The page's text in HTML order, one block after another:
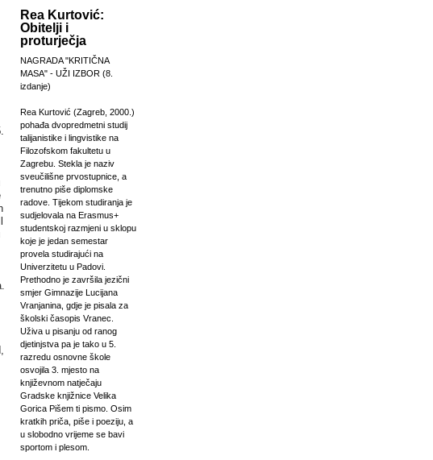
Rea Kurtović:
Obitelji i
proturječja
NAGRADA "KRITIČNA
MASA" - UŽI IZBOR (8.
izdanje)
Rea Kurtović (Zagreb, 2000.)
pohađa dvopredmetni studij
talijanistike i lingvistike na
Filozofskom fakultetu u
Zagrebu. Stekla je naziv
sveučilišne prvostupnice, a
trenutno piše diplomske
radove. Tijekom studiranja je
sudjelovala na Erasmus+
studentskoj razmjeni u sklopu
koje je jedan semestar
provela studirajući na
Univerzitetu u Padovi.
Prethodno je završila jezični
smjer Gimnazije Lucijana
Vranjanina, gdje je pisala za
školski časopis Vranec.
Uživa u pisanju od ranog
djetinjstva pa je tako u 5.
razredu osnovne škole
osvojila 3. mjesto na
književnom natječaju
Gradske knjižnice Velika
Gorica Pišem ti pismo. Osim
kratkih priča, piše i poeziju, a
u slobodno vrijeme se bavi
sportom i plesom.